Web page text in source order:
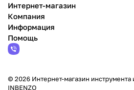
Интернет-магазин
Компания
Информация
Помощь
© 2026 Интернет-магазин инструмента
INBENZO